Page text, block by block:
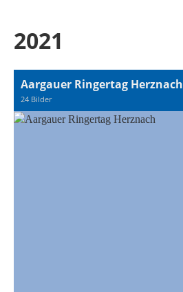
2021
Aargauer Ringertag Herznach
24 Bilder